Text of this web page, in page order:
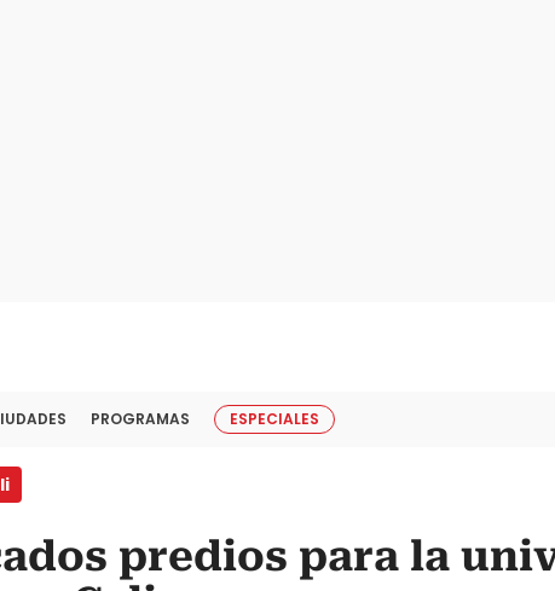
PROGRAMAS ESPECIALES
predios para la